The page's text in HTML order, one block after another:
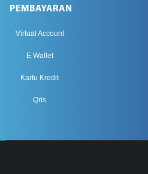
PEMBAYARAN
Virtual Account
E Wallet
Kartu Kredit
Qris